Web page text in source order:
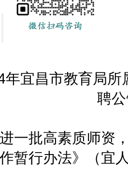
昌市教育局所
聘
批高素质师资，
暂行办法》（宜